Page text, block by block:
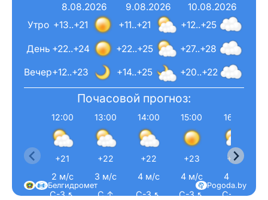
Редакция "ДВ"
Наша гісторыя
Правила использования материалов
Электронные обращения
8.08.2026
+13..+21
+22..+24
+12..+23
9.08.2026
+11..+21
+22..+25
+14..+25
10.08.2026
+12..+25
+27..+28
+20..+22
Вечер
День
Утро
Почасовой прогноз:
12:00
+21
2 м/с
С-З ↖
13:00
+22
3 м/с
С ↑
14:00
+22
4 м/с
С-З ↖
15:00
+23
4 м/с
С-З ↖
16:00
+23
4 м/с
С-З ↖
Pogoda.by
Белгидромет